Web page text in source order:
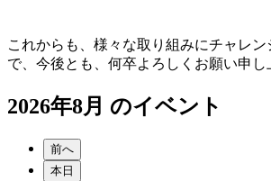
これからも、様々な取り組みにチャレ
で、今後とも、何卒よろしくお願い申し
2026年8月 のイベント
前へ
本日